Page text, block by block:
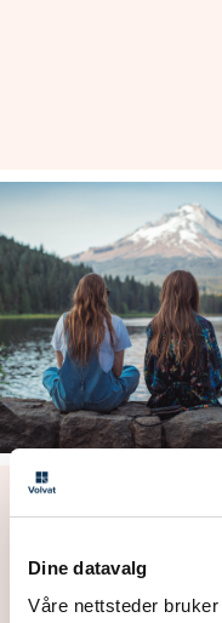
Dine datavalg
Våre nettsteder
Noen kvinner har
vondt enn de skal